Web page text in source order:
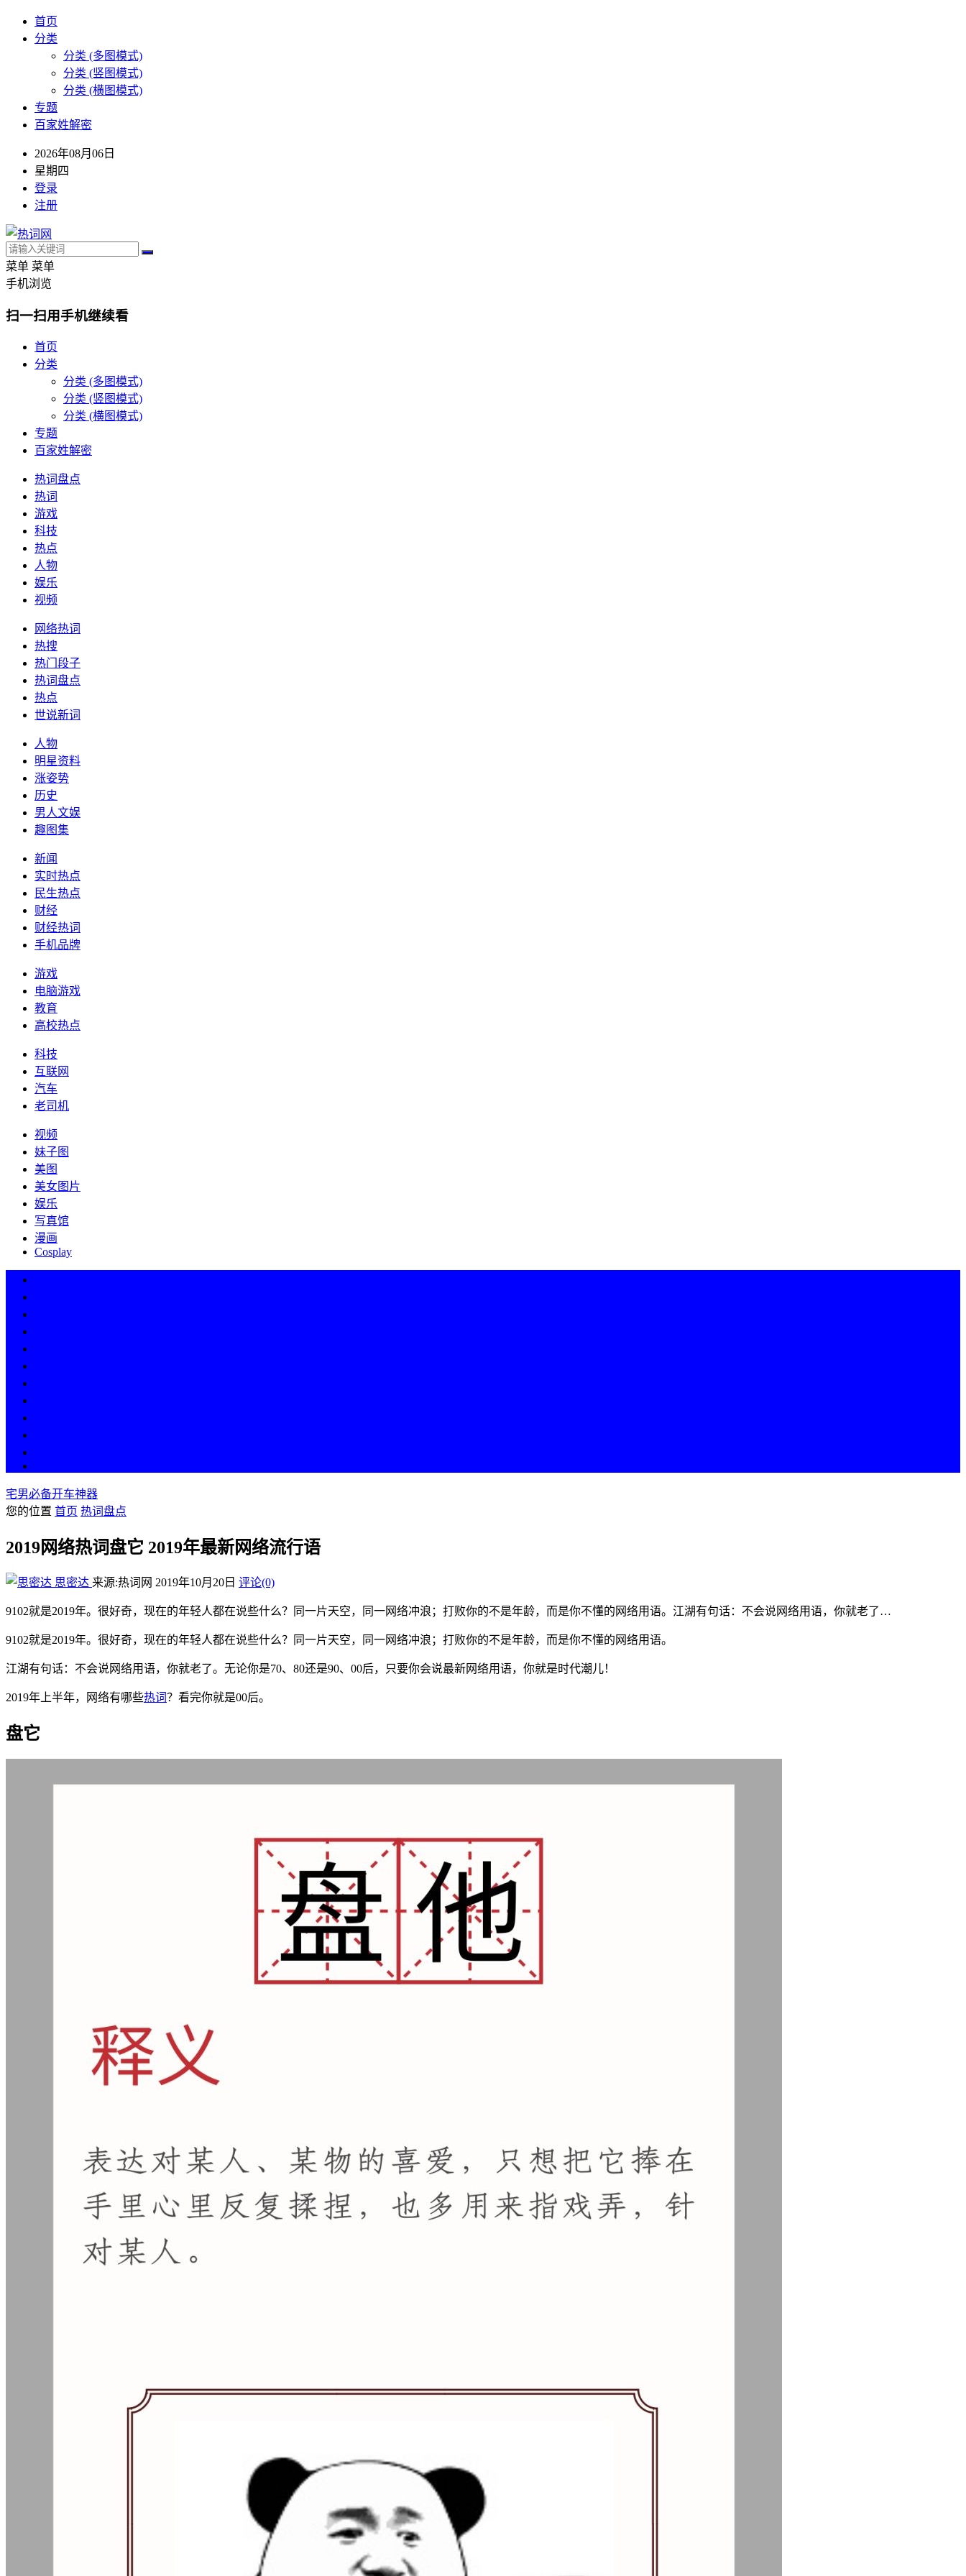
首页
分类
分类 (多图模式)
分类 (竖图模式)
分类 (横图模式)
专题
百家姓解密
2026年08月06日
星期四
登录
注册
菜单 菜单
手机浏览
扫一扫用手机继续看
首页
分类
分类 (多图模式)
分类 (竖图模式)
分类 (横图模式)
专题
百家姓解密
热词盘点
热词
游戏
科技
热点
人物
娱乐
视频
网络热词
热搜
热门段子
热词盘点
热点
世说新词
人物
明星资料
涨姿势
历史
男人文娱
趣图集
新闻
实时热点
民生热点
财经
财经热词
手机品牌
游戏
电脑游戏
教育
高校热点
科技
互联网
汽车
老司机
视频
妹子图
美图
美女图片
娱乐
写真馆
漫画
Cosplay
宅男必备开车神器
您的位置 首页 热词盘点
2019网络热词盘它 2019年最新网络流行语
思密达 来源:热词网 2019年10月20日 评论(0)
9102就是2019年。很好奇，现在的年轻人都在说些什么？同一片天空，同一网络冲浪；打败你的不是年龄，而是你不懂的网络用语。江湖有句话：不会说网络用语，你就老了…
9102就是2019年。很好奇，现在的年轻人都在说些什么？同一片天空，同一网络冲浪；打败你的不是年龄，而是你不懂的网络用语。
江湖有句话：不会说网络用语，你就老了。无论你是70、80还是90、00后，只要你会说最新网络用语，你就是时代潮儿！
2019年上半年，网络有哪些热词？看完你就是00后。
盘它